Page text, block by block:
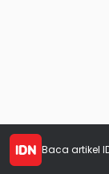
Baca artikel